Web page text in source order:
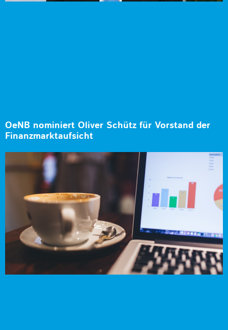
OeNB nominiert Oliver Schütz für Vorstand der
Finanzmarktaufsicht